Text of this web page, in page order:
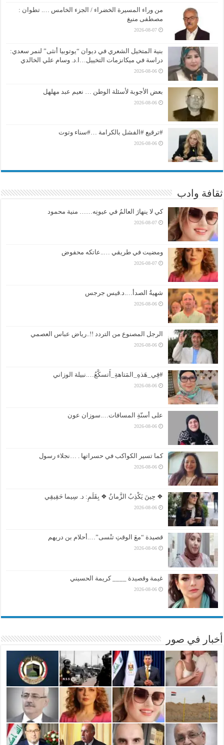
من وراء المسيرة الخضراء / الجزء الخامس …. تطوان :
مصطفى منيغ
2026-08-07
بنية المتخيل الشعري في ديوان “يوتوبيا أنثى” لنمر سعدي:
دراسة في ميكانزمات التخييل…ا.د. وسام علي الخالدي
2026-08-06
بعض الأجوبة لأسئلة الوطن … نعيم عبد مهلهل
2026-08-06
#ترقيع #الفشل بالكرامة …#سناء وتوت
2026-08-06
ثقافة وادب
كي لا ينهارَ العالمُ في عيونِه…… منية محمود
2026-08-07
ومضيت في طريقي …..عاتكه محفوض
2026-08-07
شهيةُ الصدأ….د.قيس جرجس
2026-08-06
الرجل المصنوع من التردد !!..رياض عباس العصمي
2026-08-06
#فِي_هَذهِ_المَتاهةِ_أَتسكَّعُ….نبيلة الوزاني
2026-08-06
على أسنّةِ المسافات….سوزان عون
2026-08-06
كما تسير الكواكب في حسراتها . …نجلاء رسول
2026-08-06
❖ حِينَ يَكْذِبُ الزَّمانُ ❖ بِقَلَمِ: د. سِيما حَقِيقِي
2026-08-06
قصيدة “معَ الوقتِ تنْسى”….أحلام بن دريهم
2026-08-06
غيمة وقصيدة ____ كريمة الحسيني
2026-08-06
أخبار في صور